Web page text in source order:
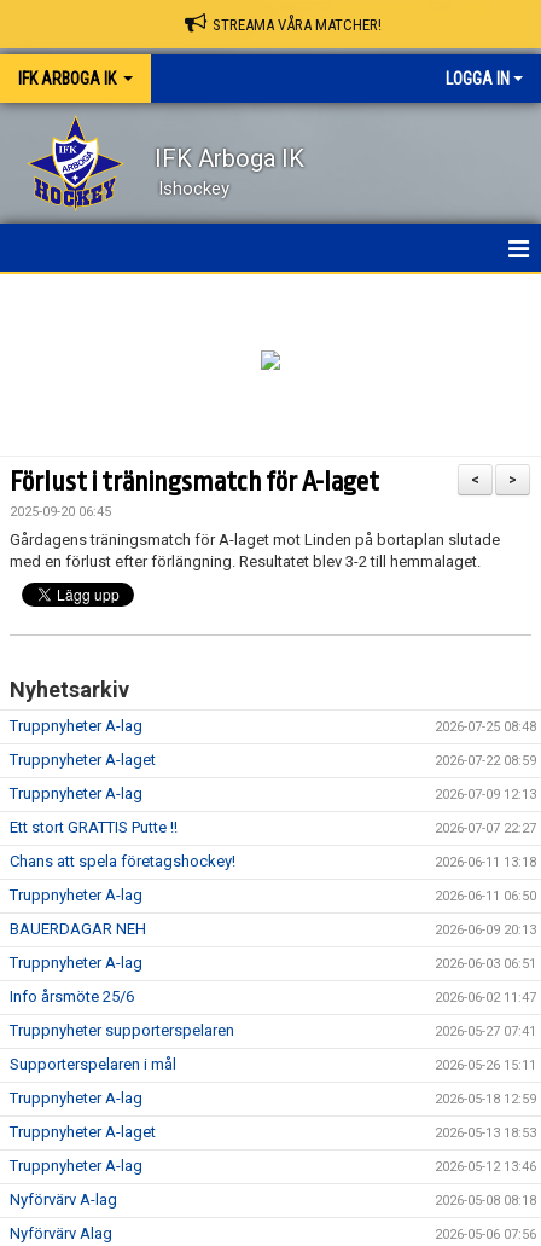
STREAMA VÅRA MATCHER!
IFK ARBOGA IK LOGGA IN
IFK Arboga IK
Ishockey
KALENDER
DOKUMENT
VÅRA LAG
BOKA LOGE OCH MAT
DEN BLÅVITA VÄGEN
BILJETTER
BLI HOCKEYDOMARE
A-LAGETS MATCHER 25/26
SVENSK HOCKEYTV
KLUBBPROFIL
SUPPORTERKLUBBEN
ENKRONASMATCH 2026
>
<
Förlust i träningsmatch för A-laget
2025-09-20 06:45
Gårdagens träningsmatch för A-laget mot Linden på bortaplan slutade
med en förlust efter förlängning. Resultatet blev 3-2 till hemmalaget.
Nyhetsarkiv
Truppnyheter A-lag 2026-07-25 08:48
Truppnyheter A-laget 2026-07-22 08:59
Truppnyheter A-lag 2026-07-09 12:13
Ett stort GRATTIS Putte !! 2026-07-07 22:27
Chans att spela företagshockey! 2026-06-11 13:18
Truppnyheter A-lag 2026-06-11 06:50
BAUERDAGAR NEH 2026-06-09 20:13
Truppnyheter A-lag 2026-06-03 06:51
Info årsmöte 25/6 2026-06-02 11:47
Truppnyheter supporterspelaren 2026-05-27 07:41
Supporterspelaren i mål 2026-05-26 15:11
Truppnyheter A-lag 2026-05-18 12:59
Truppnyheter A-laget 2026-05-13 18:53
Truppnyheter A-lag 2026-05-12 13:46
Nyförvärv A-lag 2026-05-08 08:18
Nyförvärv Alag 2026-05-06 07:56